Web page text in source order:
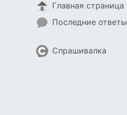
Главная страница
Последние ответы
Спрашивалка